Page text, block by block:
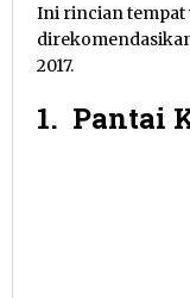
Ini rincian tempat
2017.
1. Pantai